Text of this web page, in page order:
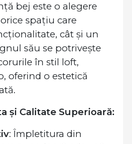
bej este o alegere
spațiu care
cât și un
său se potrivește
în stil loft,
oferind o estetică
și Calitate Superioară:
: Împletitura din